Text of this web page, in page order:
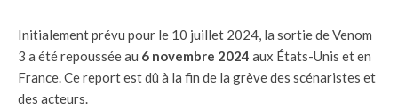
Initialement prévu pour le 10 juillet 2024, la sortie de Venom
3 a été repoussée au 6 novembre 2024 aux États-Unis et en
France. Ce report est dû à la fin de la grève des scénaristes et
des acteurs.